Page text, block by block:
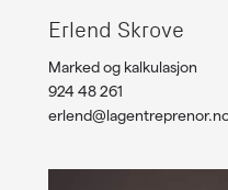
Erlend Skrove
Marked og kalkulasjon
924 48 261